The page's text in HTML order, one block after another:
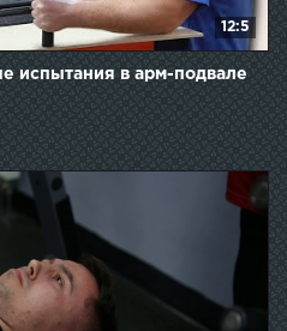
12:5
испытания в арм-подвале